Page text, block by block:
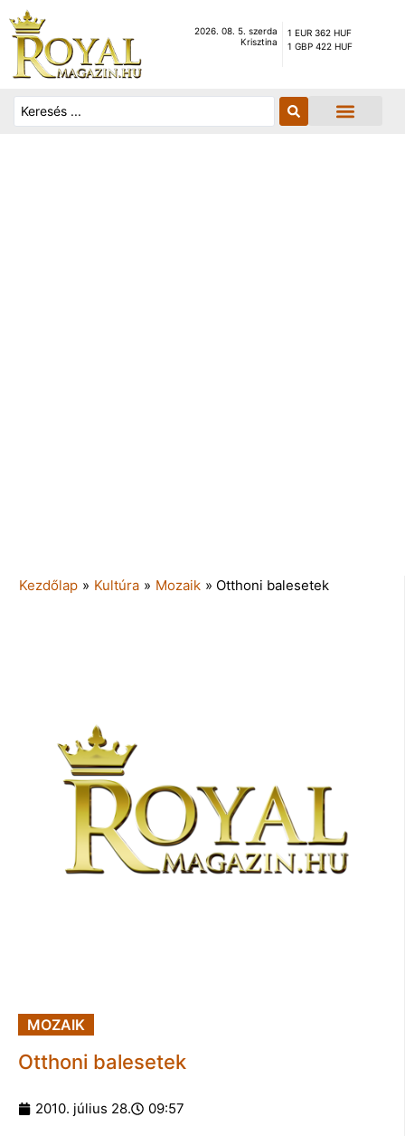
2026. 08. 5. szerda
Krisztina
1 EUR 362 HUF
1 GBP 422 HUF
Kezdőlap » Kultúra » Mozaik » Otthoni balesetek
MOZAIK
Otthoni balesetek
2010. július 28. 09:57